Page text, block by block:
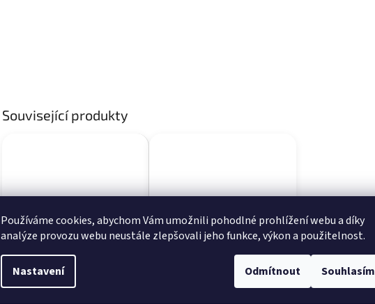
Používáme cookies, abychom Vám umožnili pohodlné prohlížení webu a díky
analýze provozu webu neustále zlepšovali jeho funkce, výkon a použitelnost.
Nastavení Odmítnout Souhlasím
Související produkty
Dlouhé šaty KLEIN černé Dlouhé šaty KLEIN mint